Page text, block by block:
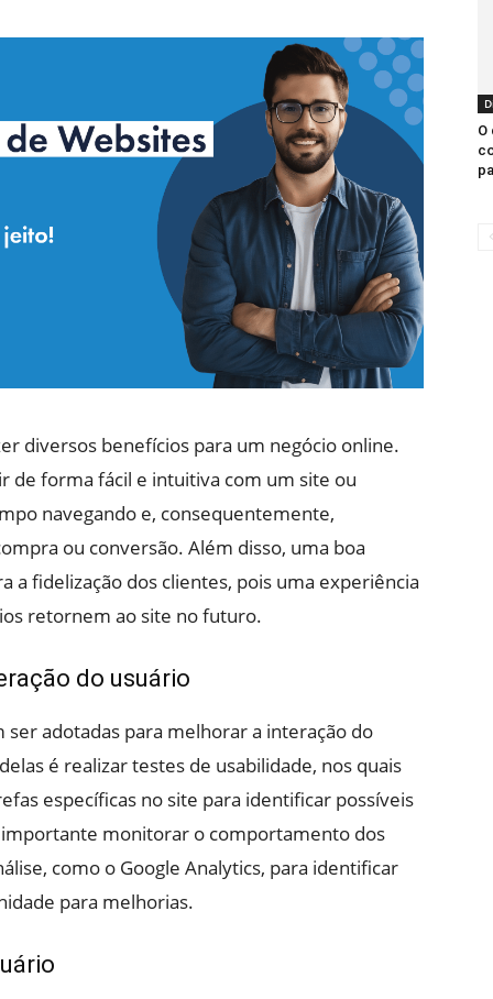
diversos benefícios para um negócio online.
de forma fácil e intuitiva com um site ou
navegando e, consequentemente,
ou conversão. Além disso, uma boa
a fidelização dos clientes, pois uma experiência
retornem ao site no futuro.
do usuário
adotadas para melhorar a interação do
é realizar testes de usabilidade, nos quais
específicas no site para identificar possíveis
monitorar o comportamento dos
como o Google Analytics, para identificar
para melhorias.
O